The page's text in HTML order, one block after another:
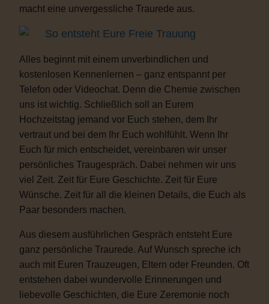
macht eine unvergessliche Traurede aus.
So entsteht Eure Freie Trauung
Alles beginnt mit einem unverbindlichen und
kostenlosen Kennenlernen – ganz entspannt per
Telefon oder Videochat. Denn die Chemie zwischen
uns ist wichtig. Schließlich soll an Eurem
Hochzeitstag jemand vor Euch stehen, dem Ihr
vertraut und bei dem Ihr Euch wohlfühlt. Wenn Ihr
Euch für mich entscheidet, vereinbaren wir unser
persönliches Traugespräch. Dabei nehmen wir uns
viel Zeit. Zeit für Eure Geschichte. Zeit für Eure
Wünsche. Zeit für all die kleinen Details, die Euch als
Paar besonders machen.
Aus diesem ausführlichen Gespräch entsteht Eure
ganz persönliche Traurede. Auf Wunsch spreche ich
auch mit Euren Trauzeugen, Eltern oder Freunden. Oft
entstehen dabei wundervolle Erinnerungen und
liebevolle Geschichten, die Eure Zeremonie noch